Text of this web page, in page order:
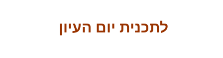
לתכנית יום העיון